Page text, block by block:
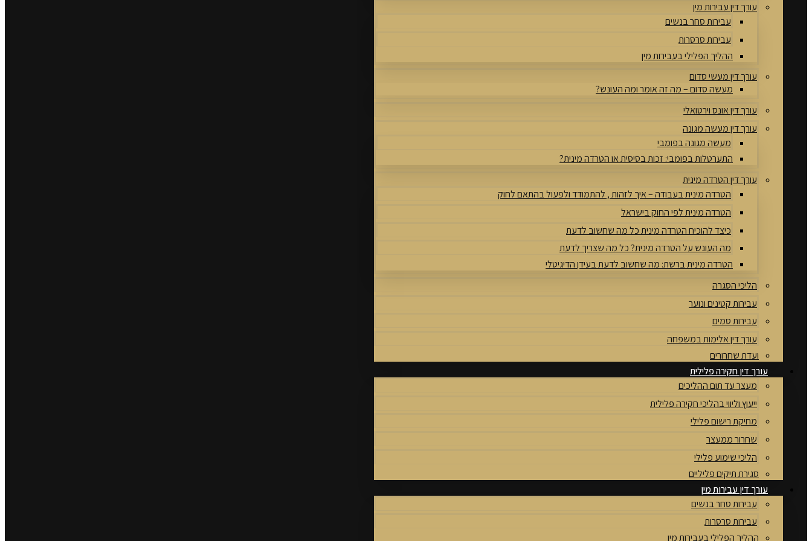
עורך דין עבירות מין
עבירות סחר בנשים
עבירות סרסרות
ההליך הפלילי בעבירות מין
עורך דין מעשי סדום
מעשה סדום – מה זה אומר ומה העונש?
עורך דין אונס וירטואלי
עורך דין מעשה מגונה
מעשה מגונה בפומבי
התערטלות בפומבי: זכות בסיסית או הטרדה מינית?
עורך דין הטרדה מינית
הטרדה מינית בעבודה – איך לזהות , להתמודד ולפעול בהתאם לחוק
הטרדה מינית לפי החוק בישראל
כיצד להוכיח הטרדה מינית כל מה שחשוב לדעת
מה העונש על הטרדה מינית? כל מה שצריך לדעת
הטרדה מינית ברשת: מה שחשוב לדעת בעידן הדיגיטלי
הליכי הסגרה
עבירות קטינים ונוער
עבירות סמים
עורך דין אלימות במשפחה
ועדת שחרורים
עורך דין חקירה פלילית
מעצר עד תום ההליכים
ייעוץ וליווי בהליכי חקירה פלילית
מחיקת רישום פלילי
שחרור ממעצר
הליכי שימוע פלילי
סגירת תיקים פליליים
עורך דין עבירות מין
עבירות סחר בנשים
עבירות סרסרות
ההליך הפלילי בעבירות מין